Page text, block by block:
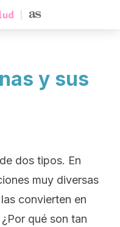
y sus
dos tipos. En
muy diversas
convierten en
qué son tan